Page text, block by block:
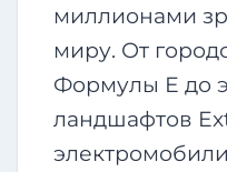
миллионами
миру. От
Формулы Е до
ландшафтов